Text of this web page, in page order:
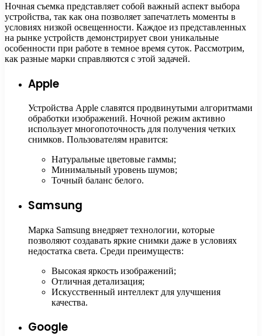
Ночная съемка представляет собой важный аспект выбора
устройства, так как она позволяет запечатлеть моменты в
условиях низкой освещенности. Каждое из представленных
на рынке устройств демонстрирует свои уникальные
особенности при работе в темное время суток. Рассмотрим,
как разные марки справляются с этой задачей.
Apple
Устройства Apple славятся продвинутыми алгоритмами
обработки изображений. Ночной режим активно
использует многопоточность для получения четких
снимков. Пользователям нравится:
Натуральные цветовые гаммы;
Минимальный уровень шумов;
Точный баланс белого.
Samsung
Марка Samsung внедряет технологии, которые
позволяют создавать яркие снимки даже в условиях
недостатка света. Среди преимуществ:
Высокая яркость изображений;
Отличная детализация;
Искусственный интеллект для улучшения
качества.
Google